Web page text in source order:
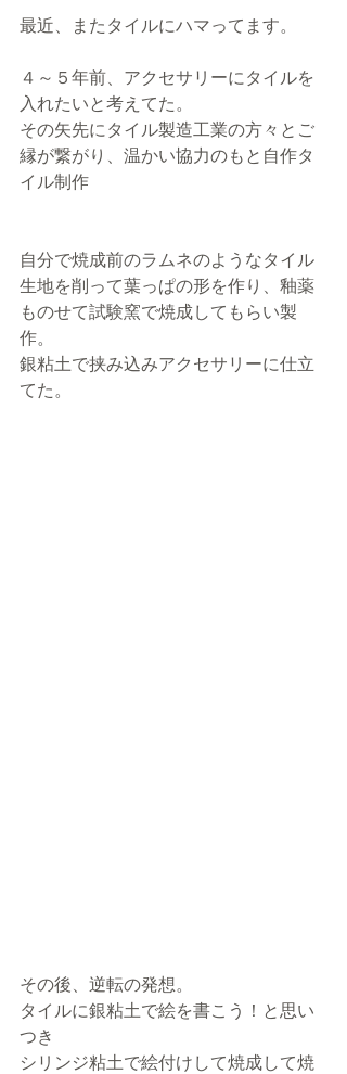
最近、またタイルにハマってます。
４～５年前、アクセサリーにタイルを
入れたいと考えてた。
その矢先にタイル製造工業の方々とご
縁が繋がり、温かい協力のもと自作タ
イル制作
自分で焼成前のラムネのようなタイル
生地を削って葉っぱの形を作り、釉薬
ものせて試験窯で焼成してもらい製
作。
銀粘土で挟み込みアクセサリーに仕立
てた。
その後、逆転の発想。
タイルに銀粘土で絵を書こう！と思い
つき
シリンジ粘土で絵付けして焼成して焼